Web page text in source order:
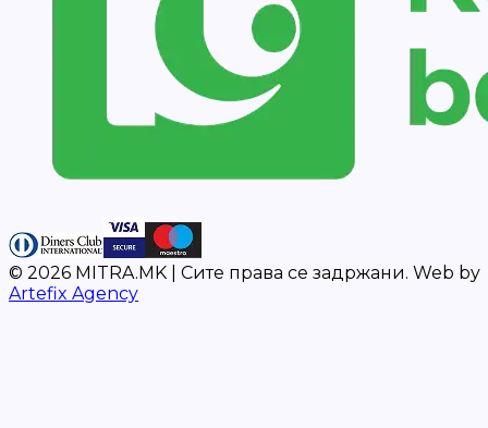
© 2026 MITRA.MK | Сите права се задржани. Web by
Artefix Agency